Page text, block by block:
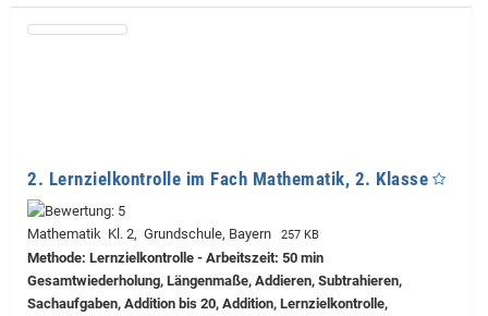
2. Lernzielkontrolle im Fach Mathematik, 2. Klasse
Mathematik Kl. 2, Grundschule, Bayern 257 KB
Methode: Lernzielkontrolle - Arbeitszeit: 50 min
Gesamtwiederholung, Längenmaße, Addieren, Subtrahieren,
Sachaufgaben, Addition bis 20, Addition, Lernzielkontrolle,